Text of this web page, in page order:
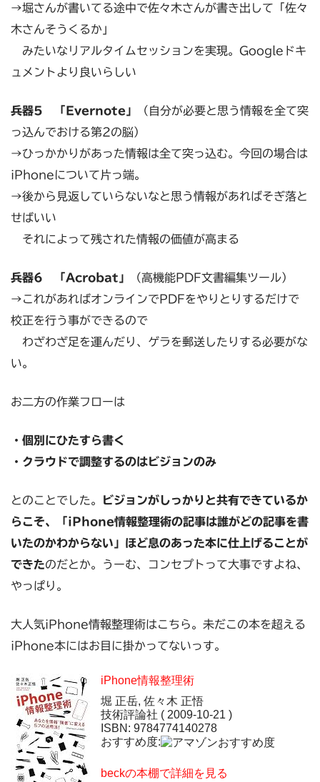
→堀さんが書いてる途中で佐々木さんが書き出して「佐々
木さんそうくるか」
みたいなリアルタイムセッションを実現。Googleドキ
ュメントより良いらしい
兵器5 「Evernote」
（自分が必要と思う情報を全て突
っ込んでおける第2の脳）
→ひっかかりがあった情報は全て突っ込む。今回の場合は
iPhoneについて片っ端。
→後から見返していらないなと思う情報があればそぎ落と
せばいい
それによって残された情報の価値が高まる
兵器6 「Acrobat」
（高機能PDF文書編集ツール）
→これがあればオンラインでPDFをやりとりするだけで
校正を行う事ができるので
わざわざ足を運んだり、ゲラを郵送したりする必要がな
い。
お二方の作業フローは
・個別にひたすら書く
・クラウドで調整するのはビジョンのみ
とのことでした。
ビジョンがしっかりと共有できているか
らこそ、「iPhone情報整理術の記事は誰がどの記事を書
いたのかわからない」ほど息のあった本に仕上げることが
できたのだとか。うーむ、コンセプトって大事ですよね、
やっぱり。
大人気iPhone情報整理術はこちら。未だこの本を超える
iPhone本にはお目に掛かってないっす。
iPhone情報整理術
堀 正岳, 佐々木 正悟
技術評論社 ( 2009-10-21 )
ISBN: 9784774140278
おすすめ度:
beckの本棚で詳細を見る